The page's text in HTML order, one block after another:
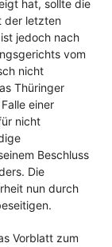
hat, sollte die
der letzten
jedoch nach
vom
nicht
Thüringer
einer
nicht
Beschluss
Die
nun durch
Vorblatt zum